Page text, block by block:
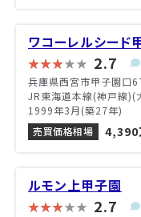
ワコーレルシード
2.7
兵庫県西宮市甲子園口
JR東海道本線(神戸線)(
1999年3月(築27年)
売買価格相場
4,390
ルモン上甲子園
2.7